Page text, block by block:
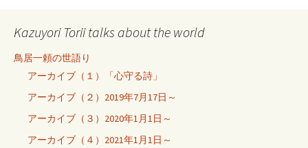
Kazuyori Torii talks about the world
鳥居一頼の世語り
アーカイブ（１）「心守る詩」
アーカイブ（２）2019年7月17日～
アーカイブ（３）2020年1月1日～
アーカイブ（４）2021年1月1日～